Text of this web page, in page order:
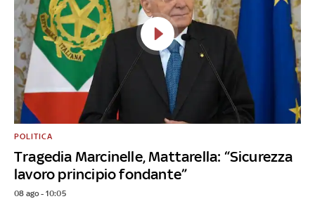
Tragedia Marcinelle, Mattarella: “Sicurezza
lavoro principio fondante”
POLITICA
08 ago - 10:05